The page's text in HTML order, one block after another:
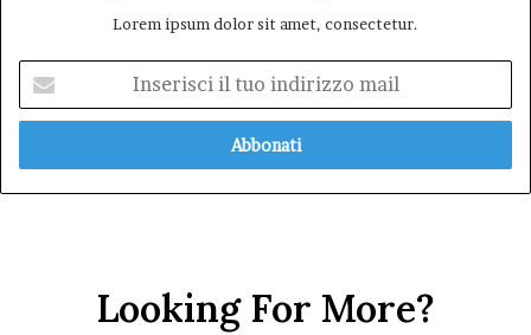
Lorem ipsum dolor sit amet, consectetur.
tuo
mail
Looking For More?